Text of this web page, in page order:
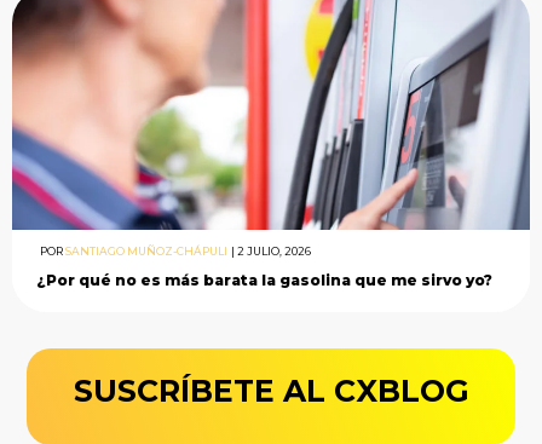
PORSANTIAGO MUÑOZ-CHÁPULI 2 JULIO, 2026
¿Por qué no es más barata la gasolina que me sirvo yo?
SUSCRÍBETE AL CXBLOG